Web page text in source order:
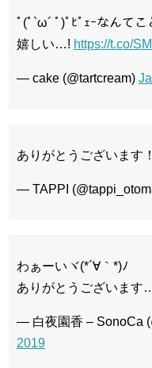
ﾟ(ﾟ`ω´ ﾟ)ﾟﾋﾟｪｰなんて
嬉しい…! https://t.co/
— cake (@tartcream)
ありがとうございます！
— TAPPI
わぁーいヾ(*´∀｀*)ﾉ
ありがとうございます
— 白夜園香 – SonoCa
2019